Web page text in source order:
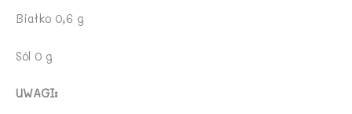
Białko 0,6 g
Sól 0 g
UWAGI: